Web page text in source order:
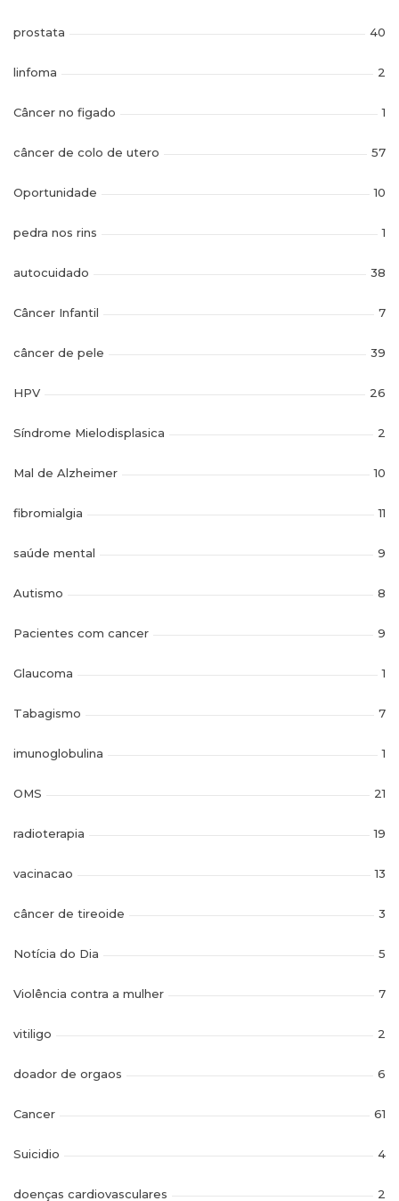
prostata 40
linfoma 2
Câncer no figado 1
câncer de colo de utero 57
Oportunidade 10
pedra nos rins 1
autocuidado 38
Câncer Infantil 7
câncer de pele 39
HPV 26
Síndrome Mielodisplasica 2
Mal de Alzheimer 10
fibromialgia 11
saúde mental 9
Autismo 8
Pacientes com cancer 9
Glaucoma 1
Tabagismo 7
imunoglobulina 1
OMS 21
radioterapia 19
vacinacao 13
câncer de tireoide 3
Notícia do Dia 5
Violência contra a mulher 7
vitiligo 2
doador de orgaos 6
Cancer 61
Suicidio 4
doenças cardiovasculares 2